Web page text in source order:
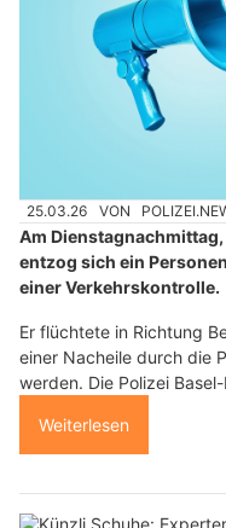
25.03.26 VON
Am
entzog sich ein
einer Verkehrskontrolle.
Er flüchtete in Richtung
einer Nacheile durch die
werden. Die Polizei
Weiterlesen